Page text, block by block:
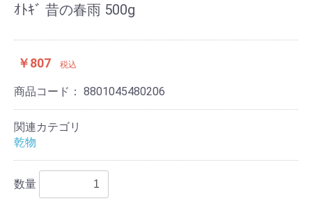
ｵﾄｷﾞ 昔の春雨 500g
￥807 税込
商品コード： 8801045480206
関連カテゴリ
乾物
数量